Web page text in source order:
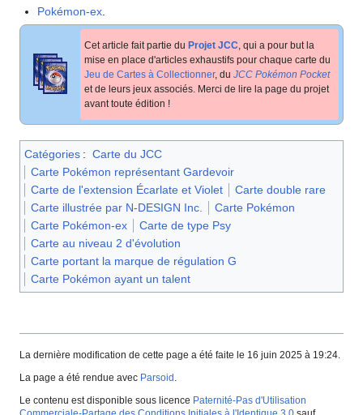
Pokémon-ex
Cet article fait partie du Projet JCC , qui a pour but la
mise en place d'articles exhaustifs pour chaque carte du
Jeu de Cartes à Collectionner, du JCC Pokémon Pocket
et de leurs jeux associés. Merci de lire la page du projet
avant toute édition !
Catégories : Carte du JCC
Carte Pokémon représentant Gardevoir
Carte de l'extension Écarlate et Violet
Carte double rare
Carte illustrée par N-DESIGN Inc.
Carte Pokémon
Carte Pokémon-ex
Carte de type Psy
Carte au niveau 2 d'évolution
Carte portant la marque de régulation G
Carte Pokémon ayant un talent
La dernière modification de cette page a été faite le 16 juin 2025 à 19:24.
La page a été rendue avec Parsoid
Le contenu est disponible sous licence Paternité-Pas d'Utilisation